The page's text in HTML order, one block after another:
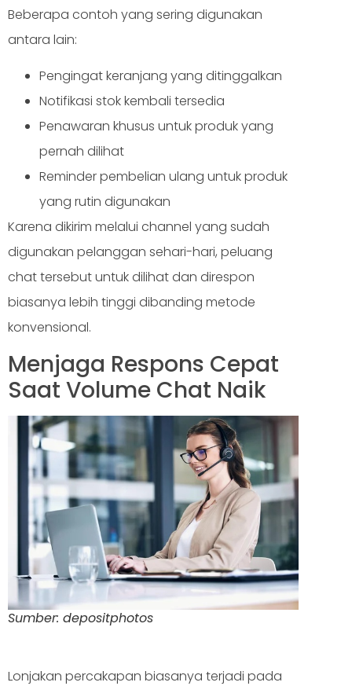
Beberapa contoh yang sering digunakan
antara lain:
Pengingat keranjang yang ditinggalkan
Notifikasi stok kembali tersedia
Penawaran khusus untuk produk yang
pernah dilihat
Reminder pembelian ulang untuk produk
yang rutin digunakan
Karena dikirim melalui channel yang sudah
digunakan pelanggan sehari-hari, peluang
chat tersebut untuk dilihat dan direspon
biasanya lebih tinggi dibanding metode
konvensional.
Menjaga Respons Cepat
Saat Volume Chat Naik
Sumber: depositphotos
Lonjakan percakapan biasanya terjadi pada